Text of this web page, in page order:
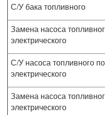
С/У бака топливного
Замена насоса
электрического
С/У насоса топливного
электрического
Замена насоса
электрического